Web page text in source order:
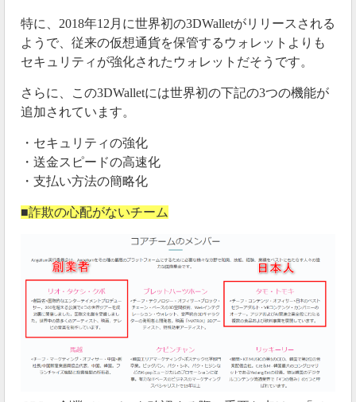
#エンジェリウム
2019『HEAVENS DAY』
・日時：2019年9月23日（月曜/祝日）
・場所：ユナイテッドシネマAQUA CITYお台場
(東京都港区台場1-7-1)
・席数：608席限定
※Eチケットをお持ちの方のみ参加
— ビットコイン予備校 (@bitcoin16school)
23, 2019
今回のカンファレンスでは、どのような情報が出てく
るのでしょうか。
今後も最新情報を随時更新していきます。
特に、2018年12月に世界初の3DWalletがリリースされる
ようで、従来の仮想通貨を保管するウォレットよりも
セキュリティが強化されたウォレットだそうです。
さらに、この3DWalletには世界初の下記の3つの機能が
追加されています。
・セキュリティの強化
・送金スピードの高速化
・支払い方法の簡略化
■詐欺の心配がないチーム